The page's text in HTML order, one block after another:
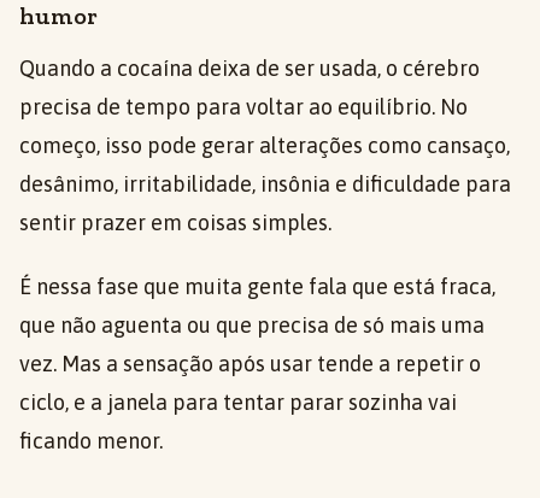
humor
Quando a cocaína deixa de ser usada, o cérebro
precisa de tempo para voltar ao equilíbrio. No
começo, isso pode gerar alterações como cansaço,
desânimo, irritabilidade, insônia e dificuldade para
sentir prazer em coisas simples.
É nessa fase que muita gente fala que está fraca,
que não aguenta ou que precisa de só mais uma
vez. Mas a sensação após usar tende a repetir o
ciclo, e a janela para tentar parar sozinha vai
ficando menor.